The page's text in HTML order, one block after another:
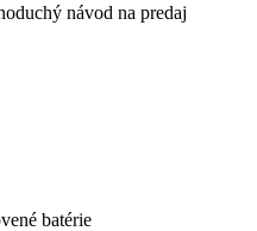
návod na predaj
batérie